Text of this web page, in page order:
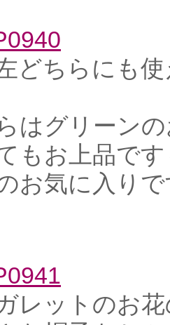
どちらにも
はグリーン
もお上品で
お気に入り
レットのお